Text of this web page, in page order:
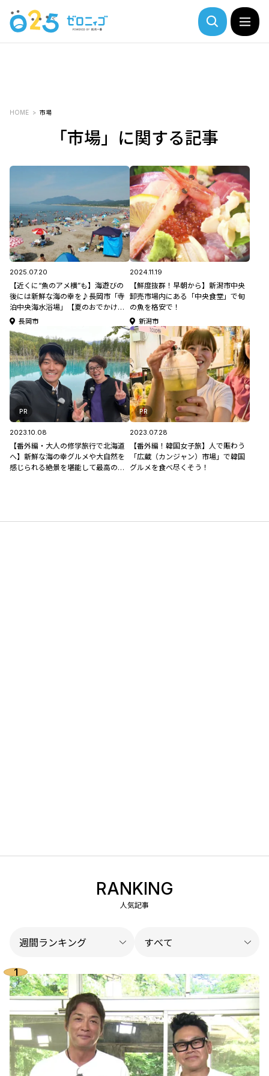
HOME 市場
「市場」に関する記事
2025.07.20
【近くに“魚のアメ横”も】海遊びの
後には新鮮な海の幸を♪長岡市「寺
泊中央海水浴場」【夏のおでかけ特
集2025】
長岡市
2024.11.19
【鮮度抜群！早朝から】新潟市中央
卸売市場内にある「中央食堂」で旬
の魚を格安で！
新潟市
PR
2023.10.08
【番外編・大人の修学旅行で北海道
へ】新鮮な海の幸グルメや大自然を
感じられる絶景を堪能して最高の思
PR
2023.07.28
【番外編！韓国女子旅】人で賑わう
「広蔵（カンジャン）市場」で韓国
グルメを食べ尽くそう！
RANKING
人気記事